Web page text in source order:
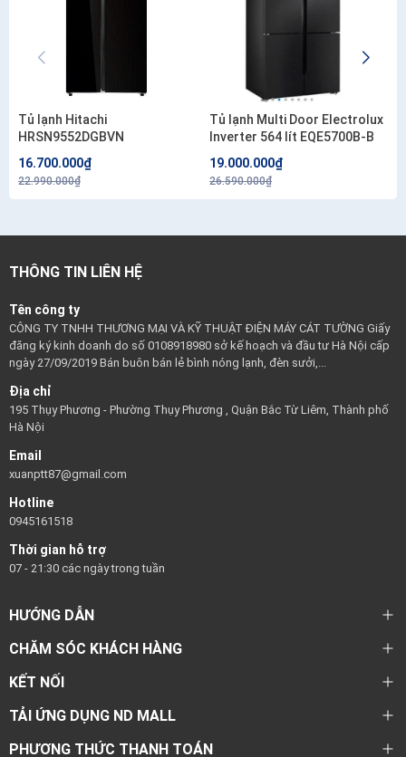
Tủ lạnh Hitachi
HRSN9552DGBVN
16.700.000₫
22.990.000₫
Tủ lạnh Multi Door Electrolux
Inverter 564 lít EQE5700B-B
19.000.000₫
26.590.000₫
THÔNG TIN LIÊN HỆ
Tên công ty
CÔNG TY TNHH THƯƠNG MẠI VÀ KỸ THUẬT ĐIỆN MÁY CÁT TƯỜNG Giấy
đăng ký kinh doanh do số 0108918980 sở kế hoạch và đầu tư Hà Nội cấp
ngày 27/09/2019 Bán buôn bán lẻ bình nóng lạnh, đèn sưởi,...
Địa chỉ
195 Thụy Phương - Phường Thụy Phương , Quận Bắc Từ Liêm, Thành phố
Hà Nội
Email
xuanptt87@gmail.com
Hotline
0945161518
Thời gian hỗ trợ
07 - 21:30 các ngày trong tuần
HƯỚNG DẪN
CHĂM SÓC KHÁCH HÀNG
KẾT NỐI
TẢI ỨNG DỤNG ND MALL
PHƯƠNG THỨC THANH TOÁN